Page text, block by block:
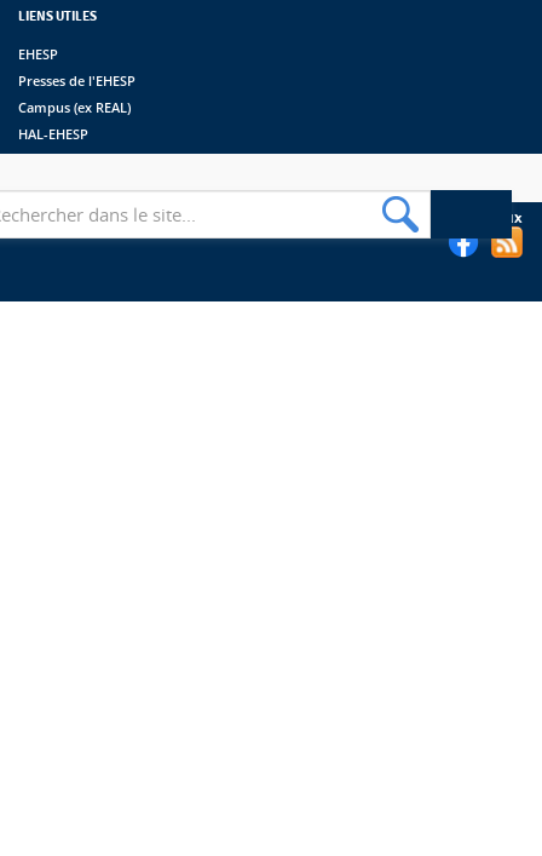
LIENS UTILES
EHESP
Presses de l'EHESP
Campus (ex REAL)
HAL-EHESP
Suivez les bibliothèques de l'EHESP sur les réseaux sociaux